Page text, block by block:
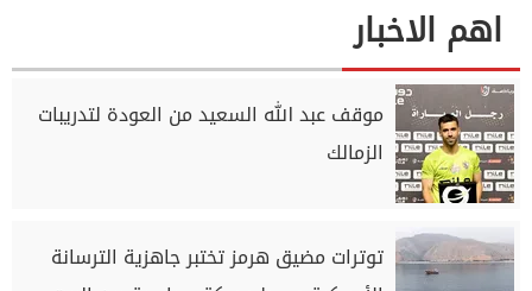
اهم الاخبار
موقف عبد الله السعيد من العودة لتدريبات
الزمالك
توترات مضيق هرمز تختبر جاهزية الترسانة